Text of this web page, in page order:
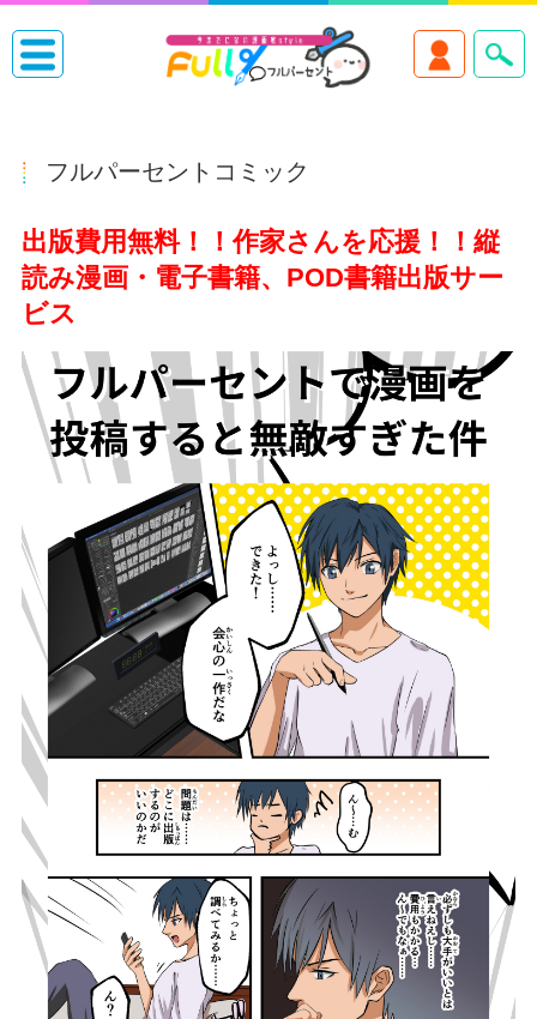
フルパーセントコミック
出版費用無料！！作家さんを応援！！ 縦
読み漫画・電子書籍、POD書籍出版サー
ビス